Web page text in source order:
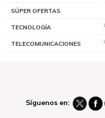
SÚPER OFERTAS
TECNOLOGÍA
TELECOMUNICACIONES
Síguenos en: